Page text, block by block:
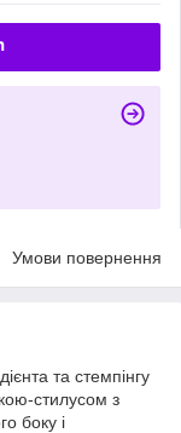
Умови повернення
та стемпінгу
стилусом з
боку і